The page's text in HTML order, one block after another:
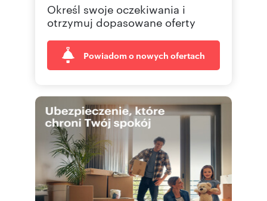
Określ swoje oczekiwania i
otrzymuj dopasowane oferty
Powiadom o nowych ofertach